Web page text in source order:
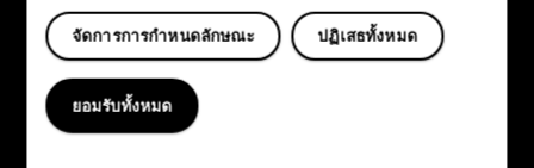
เกี่ยวกับ
Planet and people
การสนับสนุน
ปฏิเสธทั้งหมด
จัดการการกำหนดลักษณะ
ยอมรับทั้งหมด